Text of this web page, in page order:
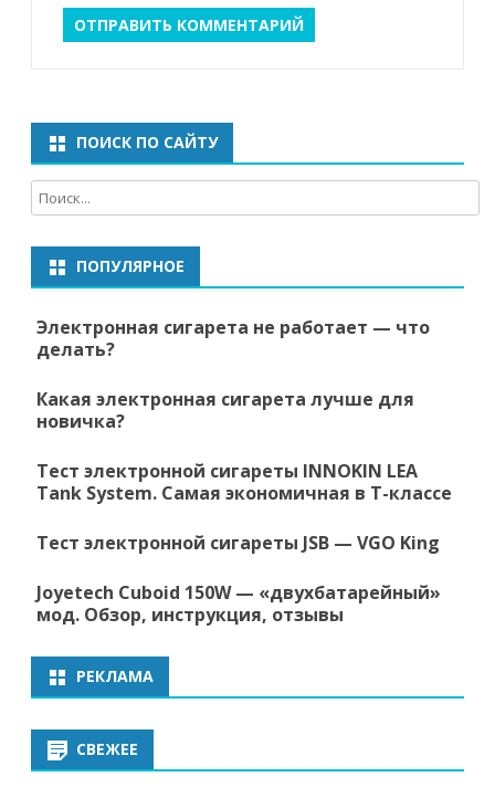
ПОИСК ПО САЙТУ
ПОПУЛЯРНОЕ
Электронная сигарета не работает — что
делать?
Какая электронная сигарета лучше для
новичка?
Тест электронной сигареты INNOKIN LEA
Tank System. Самая экономичная в Т-классе
Тест электронной сигареты JSB — VGO King
Joyetech Cuboid 150W — «двухбатарейный»
мод. Обзор, инструкция, отзывы
РЕКЛАМА
СВЕЖЕЕ